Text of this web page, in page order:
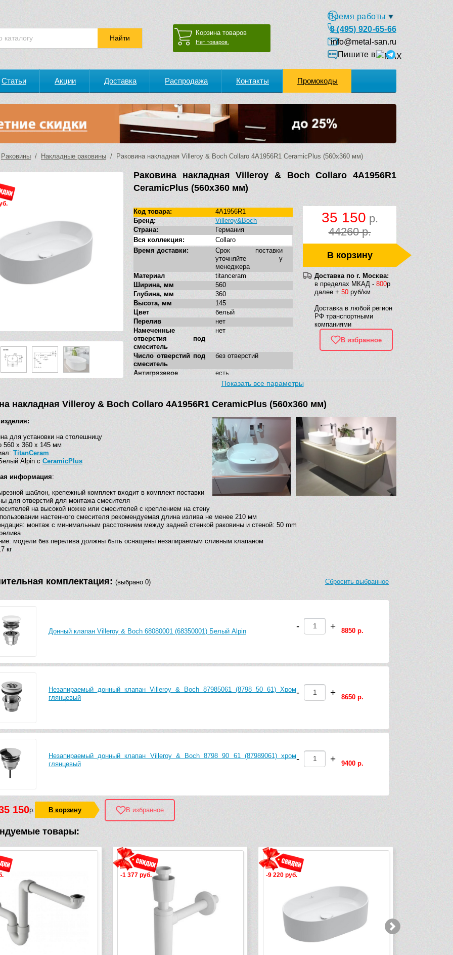
Корзина товаров
Нет товаров.
Время работы
8 (495) 920-65-66
info@metal-san.ru
Пишите в
Статьи Акции Доставка Распродажа Контакты Промокоды
Раковины / Накладные раковины / Раковина накладная Villeroy & Boch Collaro 4A1956R1 CeramicPlus (560х360 мм)
Раковина накладная Villeroy & Boch Collaro 4A1956R1
CeramicPlus (560х360 мм)
35 150 р.
44260 р.
В корзину
Доставка по г. Москва:
в пределах МКАД - 800р
далее + 50 руб/км
Доставка в любой регион
РФ транспортными
компаниями
В избранное
Код товара:
4A1956R1
Бренд:
Villeroy&Boch
Страна:
Германия
Вся коллекция:
Collaro
Время доставки:
Срок поставки
уточняйте у
менеджера
Материал
titanceram
Ширина, мм
560
Глубина, мм
360
Высота, мм
145
Цвет
белый
Перелив
нет
Намеченные
отверстия под
смеситель
нет
Число отверстий под
смеситель
без отверстий
Антигрязевое
есть
Стилистика дизайна
современная
Дополнительные
нет
Показать все параметры
накладная Villeroy & Boch Collaro 4A1956R1 CeramicPlus (560х360 мм)
для установки на столешницу
560 х 360 х 145 мм
TitanCeram
Alpin с CeramicPlus
информация:
шаблон, крепежный комплект входит в комплект поставки
для отверстий для монтажа смесителя
на высокой ножке или смесителей с креплением на стену
настенного смесителя рекомендуемая длина излива не менее 210 мм
монтаж с минимальным расстоянием между задней стенкой раковины и стеной: 50 mm
модели без перелива должны быть оснащены незапираемым сливным клапаном
кг
комплектация: (выбрано 0) Сбросить выбранное
Донный клапан Villeroy & Boch 68080001 (68350001) Белый Alpin - + 8850 р.
Незапираемый донный клапан Villeroy & Boch 87985061 (8798 50 61) Хром
глянцевый
- + 8650 р.
Незапираемый донный клапан Villeroy & Boch 8798 90 61 (87989061) хром
глянцевый
- + 9400 р.
150р. В корзину В избранное
товары: